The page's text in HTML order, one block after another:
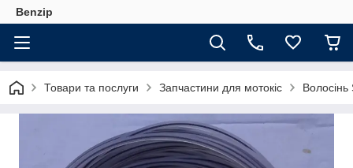
Benzip
Товари та послуги Запчастини для мотокіс